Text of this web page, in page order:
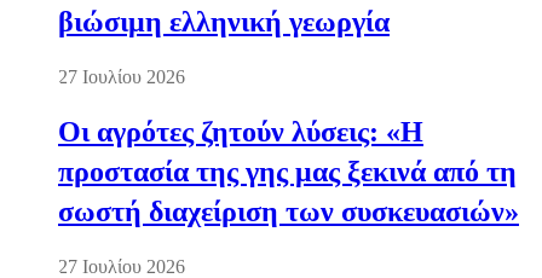
βιώσιμη ελληνική γεωργία
27 Ιουλίου 2026
Οι αγρότες ζητούν λύσεις: «Η
προστασία της γης μας ξεκινά από τη
σωστή διαχείριση των συσκευασιών»
27 Ιουλίου 2026